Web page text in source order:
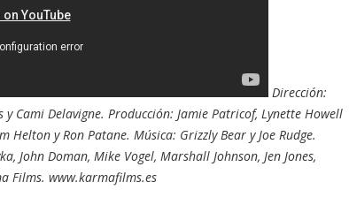
Dirección:
Cami Delavigne. Producción: Jamie Patricof, Lynette Howell
y Ron Patane. Música: Grizzly Bear y Joe Rudge.
John Doman, Mike Vogel, Marshall Johnson, Jen Jones,
Films. www.karmafilms.es